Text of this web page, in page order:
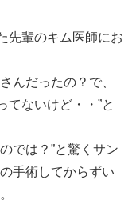
先輩のキム医師にお
んだったの？で、
てないけど・・”と
では？”と驚くサン
手術してからずい